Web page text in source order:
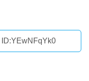
ID:YEwNFqYk0